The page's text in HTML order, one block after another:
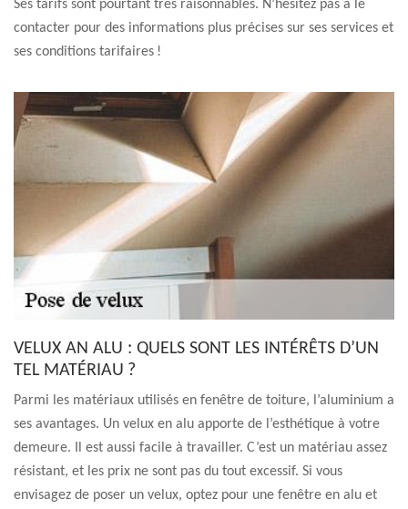
Ses tarifs sont pourtant très raisonnables. N’hésitez pas à le
contacter pour des informations plus précises sur ses services et
ses conditions tarifaires !
VELUX AN ALU : QUELS SONT LES INTÉRÊTS D’UN
TEL MATÉRIAU ?
Parmi les matériaux utilisés en fenêtre de toiture, l’aluminium a
ses avantages. Un velux en alu apporte de l’esthétique à votre
demeure. Il est aussi facile à travailler. C’est un matériau assez
résistant, et les prix ne sont pas du tout excessif. Si vous
envisagez de poser un velux, optez pour une fenêtre en alu et